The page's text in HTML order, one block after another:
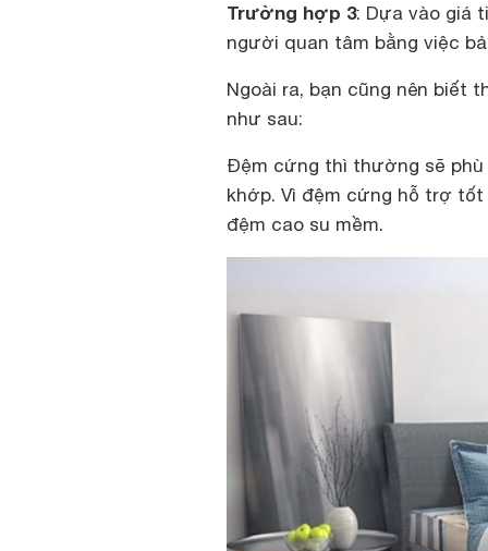
Trường hợp 3: Dựa vào giá
người quan tâm bằng việc
Ngoài ra, bạn cũng nên biết
như sau:
Đệm cứng thì thường sẽ
khớp. Vì đệm cứng hỗ trợ
đệm cao su mềm.